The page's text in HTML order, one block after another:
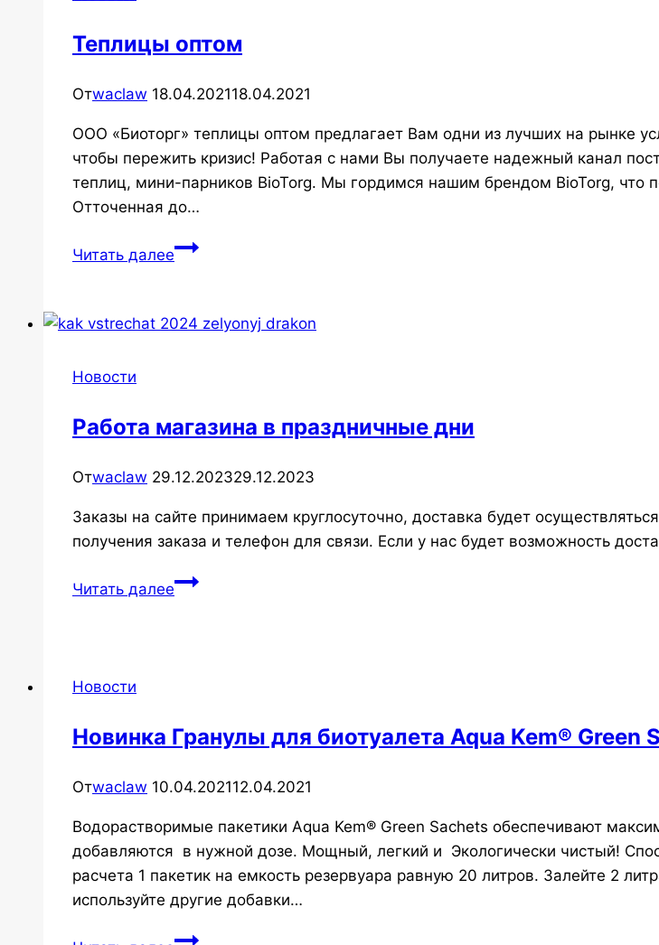
Теплицы оптом
Отwaclaw 18.04.202118.04.2021
ООО «Биоторг» теплицы оптом предлагает Вам одни из лучших на рынке
чтобы пережить кризис! Работая с нами Вы получаете надежный канал
теплиц, мини-парников BioTorg. Мы гордимся нашим брендом BioTorg, что
Отточенная до…
Читать далееТеплицы
Новости
Работа магазина в праздничные дни
Отwaclaw 29.12.202329.12.2023
Заказы на сайте принимаем круглосуточно, доставка будет
получения заказа и телефон для связи. Если у нас будет возможность
Читать далееРабота
Новости
Новинка Гранулы для биотуалета Aqua Kem®
Отwaclaw 10.04.202112.04.2021
Водорастворимые пакетики Aqua Kem® Green Sachets обеспечивают
добавляются в нужной дозе. Мощный, легкий и Экологически чистый!
расчета 1 пакетик на емкость резервуара равную 20 литров. Залейте 2
используйте другие добавки…
Новинка